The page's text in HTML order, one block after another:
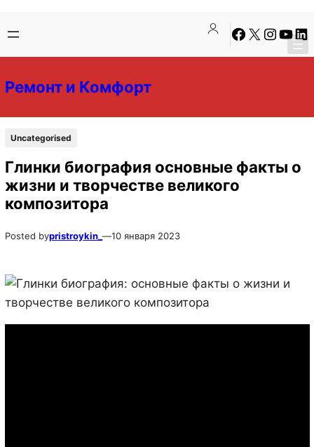
содержимому
содержимому
Facebook
X Instagram
Ремонт и Комфорт
Uncategorised
Глинки биография основные факты о
жизни и творчестве великого
композитора
Posted bypristroykin_ —10 января 2023